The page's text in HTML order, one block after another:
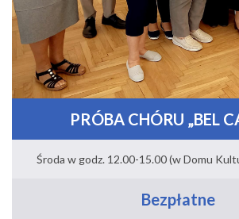
PRÓBA CHÓRU „BEL
Środa w godz. 12.00-15.00 (w Domu
Bezpłatne